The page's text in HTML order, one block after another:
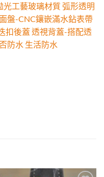
工藝玻璃材質 弧形透明
盤-CNC鑲嵌滿水鉆表帶
扣後蓋 透視背蓋-搭配透
防水 生活防水